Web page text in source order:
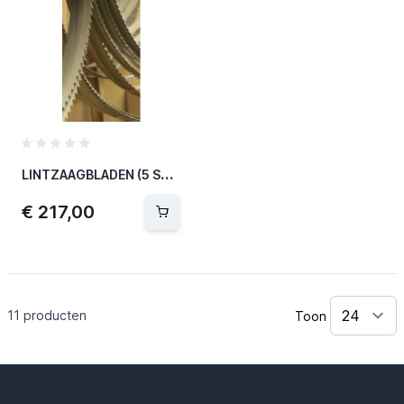
L
INTZAAGBLADEN (5 ST) 2480X27X0,9 - 3280044
€ 217,00
11 producten Toon